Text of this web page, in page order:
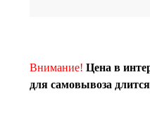
Внимание! Цена в
для самовывоза